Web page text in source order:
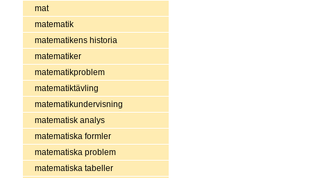
mat
matematik
matematikens historia
matematiker
matematikproblem
matematiktävling
matematikundervisning
matematisk analys
matematiska formler
matematiska problem
matematiska tabeller